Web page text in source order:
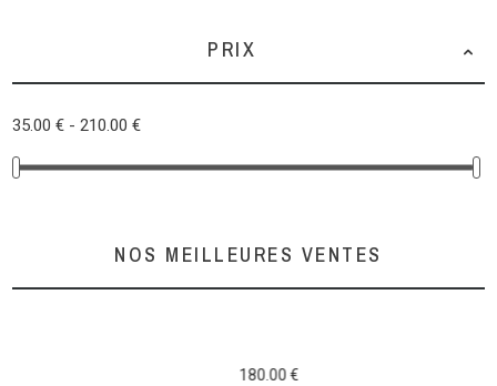
PRIX
35.00 € - 210.00 €
NOS MEILLEURES VENTES
180.00 €